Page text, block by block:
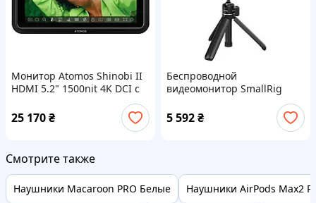
Монитор Atomos Shinobi II
HDMI 5.2" 1500nit 4K DCI с
25 170₴
Беспроводной
видеомонитор SmallRig
триподом
5 592₴
Смотрите также
Наушники Macaroon PRO Белые Наушники AirPods Max2